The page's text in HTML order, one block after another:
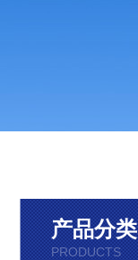
产品分类
PRODUCTS